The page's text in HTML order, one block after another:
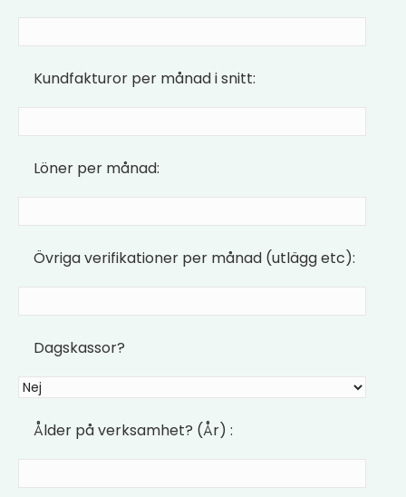
Kundfakturor per månad i snitt:
Löner per månad:
Övriga verifikationer per månad (utlägg etc):
Dagskassor?
Ålder på verksamhet? (År) :